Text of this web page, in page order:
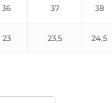
36 37 38
23 23,5 24,5